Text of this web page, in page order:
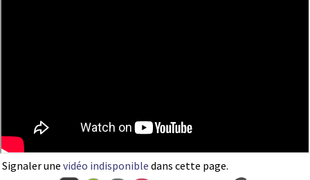
Signaler une vidéo indisponible dans cette page.